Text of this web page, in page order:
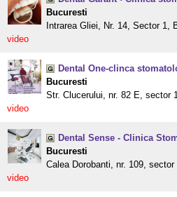
Bucuresti
Intrarea Gliei, Nr. 14, Sector 1,
video
Dental One-clinca
Bucuresti
Str. Clucerului, nr. 82 E, sector
video
Dental Sense - Clinica
Bucuresti
Calea Dorobanti, nr. 109,
video